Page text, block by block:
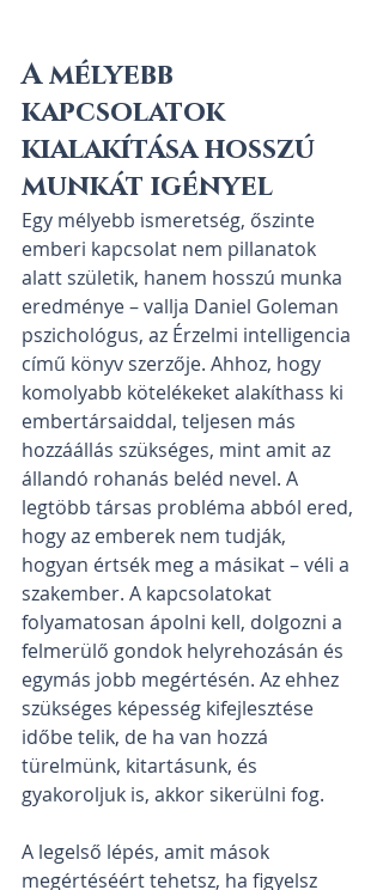
A mélyebb
kapcsolatok
kialakítása hosszú
munkát igényel
Egy mélyebb ismeretség, őszinte
emberi kapcsolat nem pillanatok
alatt születik, hanem hosszú munka
eredménye – vallja Daniel Goleman
pszichológus, az Érzelmi intelligencia
című könyv szerzője. Ahhoz, hogy
komolyabb kötelékeket alakíthass ki
embertársaiddal, teljesen más
hozzáállás szükséges, mint amit az
állandó rohanás beléd nevel. A
legtöbb társas probléma abból ered,
hogy az emberek nem tudják,
hogyan értsék meg a másikat – véli a
szakember. A kapcsolatokat
folyamatosan ápolni kell, dolgozni a
felmerülő gondok helyrehozásán és
egymás jobb megértésén. Az ehhez
szükséges képesség kifejlesztése
időbe telik, de ha van hozzá
türelmünk, kitartásunk, és
gyakoroljuk is, akkor sikerülni fog.
A legelső lépés, amit mások
megértéséért tehetsz, ha figyelsz